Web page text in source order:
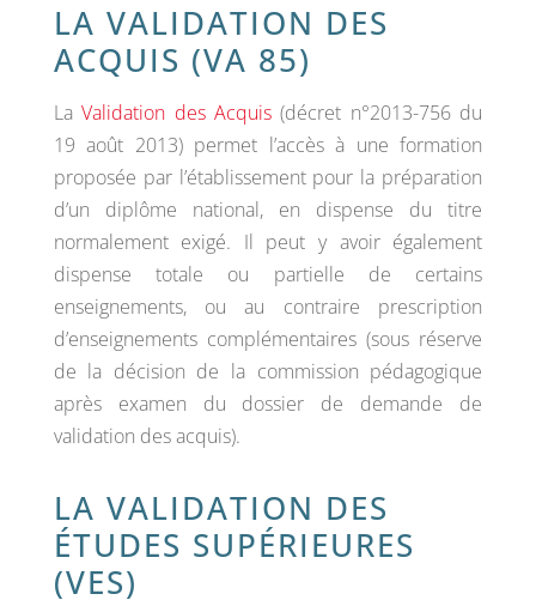
LA VALIDATION DES
ACQUIS (VA 85)
LaValidation des Acquis (décret n°2013-756 du
19 août 2013) permet l’accès à une formation
proposée par l’établissement pour la préparation
d’un diplôme national, en dispense du titre
normalement exigé. Il peut y avoir également
dispense totale ou partielle de certains
enseignements, ou au contraire prescription
d’enseignements complémentaires (sous réserve
de la décision de la commission pédagogique
après examen du dossier de demande de
validation des acquis).
LA VALIDATION DES
ÉTUDES SUPÉRIEURES
(VES)